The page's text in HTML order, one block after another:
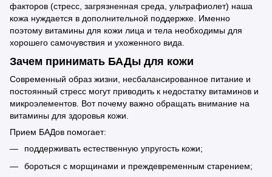
факторов (стресс, загрязненная среда, ультрафиолет) наша
кожа нуждается в дополнительной поддержке. Именно
поэтому витамины для кожи лица и тела необходимы для
хорошего самочувствия и ухоженного вида.
Зачем принимать БАДы для кожи
Современный образ жизни, несбалансированное питание и
постоянный стресс могут приводить к недостатку витаминов и
микроэлементов. Вот почему важно обращать внимание на
витамины для здоровья кожи.
Прием БАДов помогает:
поддерживать естественную упругость кожи;
бороться с морщинами и преждевременным старением;